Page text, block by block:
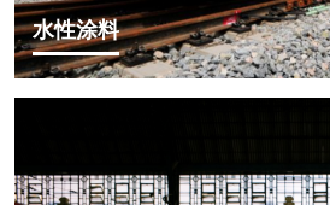
水性涂料